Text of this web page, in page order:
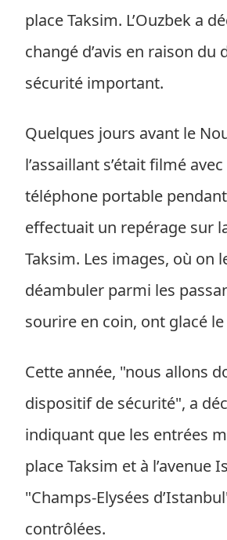
place Taksim. L’Ouzbek a
changé d’avis en raison du
sécurité important.
Quelques jours avant le
l’assaillant s’était filmé
téléphone portable pendant
effectuait un repérage sur
Taksim. Les images, où on
déambuler parmi les
sourire en coin, ont glacé le
Cette année, "nous allons
dispositif de sécurité", a
indiquant que les entrées
place Taksim et à l’avenue
"Champs-Elysées
contrôlées.